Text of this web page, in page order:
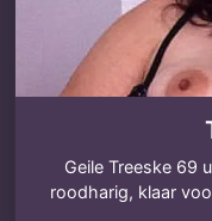
Geile Treeske 69
roodharig, klaar